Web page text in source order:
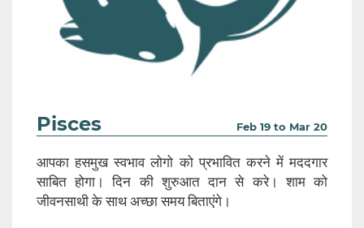
Pisces Feb 19 to Mar 20
आपका हसमुख स्वभाव लोगो को प्रभावित करने में मददगार
साबित होगा। दिन की शुरुआत दान से करे। शाम को
जीवनसाथी के साथ अच्छा समय बिताएंगे।